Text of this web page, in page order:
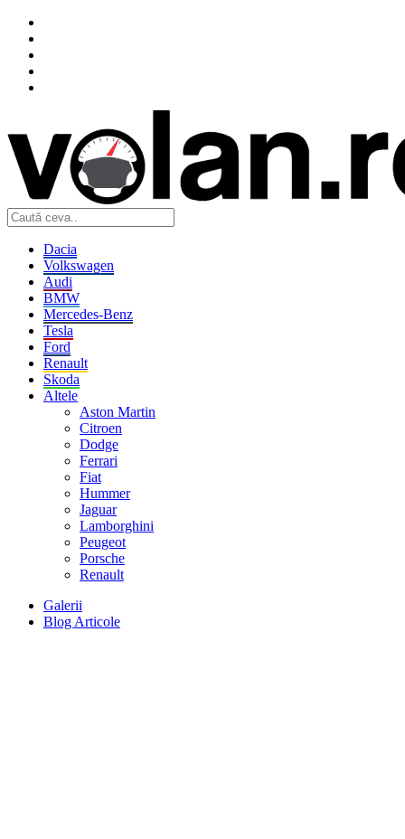
Dacia
Volkswagen
Audi
BMW
Mercedes-Benz
Tesla
Ford
Renault
Skoda
Altele
Aston Martin
Citroen
Dodge
Ferrari
Fiat
Hummer
Jaguar
Lamborghini
Peugeot
Porsche
Renault
Galerii
Blog Articole